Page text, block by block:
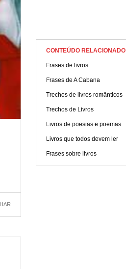
CONTEÚDO RELACIONADO
Frases de livros
Frases de A Cabana
Trechos de livros românticos
Trechos de Livros
Livros de poesias e poemas
Livros que todos devem ler
Frases sobre livros